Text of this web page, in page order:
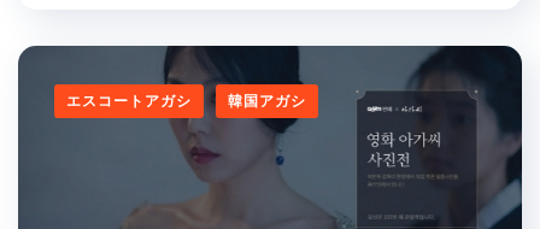
エスコートアガシ 韓国アガシ